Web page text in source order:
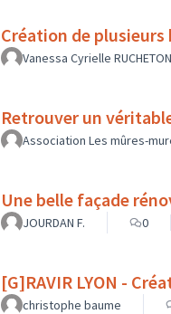
Création de plusieurs
Vanessa Cyrielle RUCHETON
Retrouver un
Association Les mûres-
Une belle façade
JOURDAN F. 0
[G]RAVIR LYON -
christophe baume